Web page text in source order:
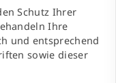
Schutz Ihrer
Ihre
und entsprechend
sowie dieser